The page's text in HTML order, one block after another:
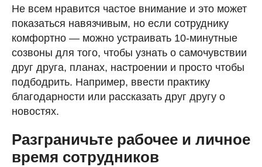
Не всем нравится частое внимание и это может
показаться навязчивым, но если сотруднику
комфортно — можно устраивать 10-минутные
созвоны для того, чтобы узнать о самочувствии
друг друга, планах, настроении и просто чтобы
подбодрить. Например, ввести практику
благодарности или рассказать друг другу о
новостях.
Разграничьте рабочее и личное
время сотрудников